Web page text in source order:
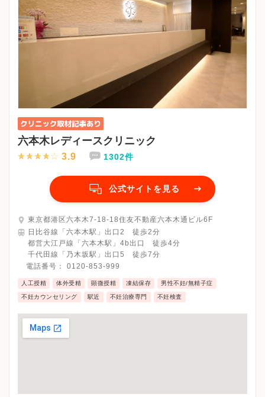
六本木レディースクリニック
3.9 1302件
公式サイトを見る
東京都港区六本木7-18-18住友不動産六本木通ビル6F
日比谷線「六本木駅」出口2 徒歩2分
都営大江戸線「六本木駅」4b出口 徒歩4分
千代田線「乃木坂駅」出口5 徒歩7分
電話番号： 0120-853-999
人工授精 体外受精 顕微授精 凍結保存 男性不妊/無精子症
不妊カウンセリング 駅近 不妊治療専門 不妊検査